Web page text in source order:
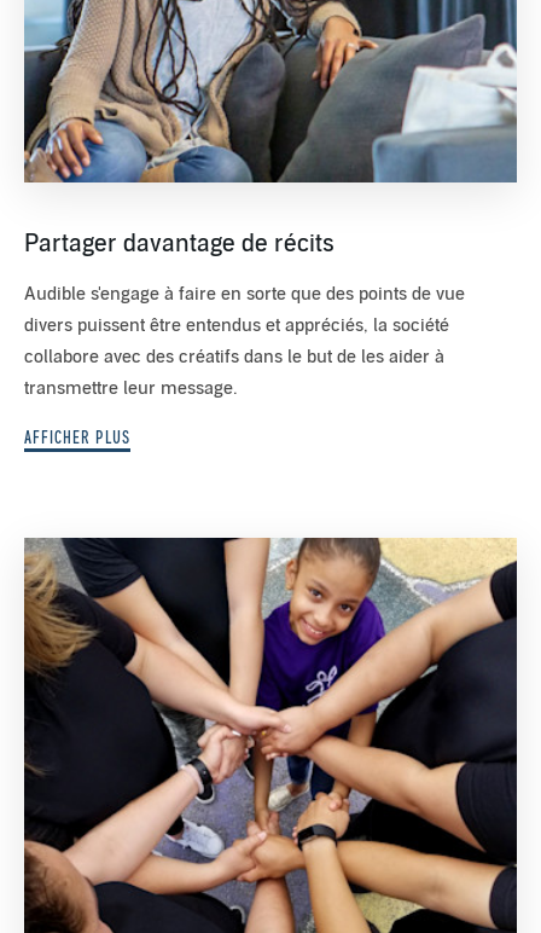
Partager davantage de récits
Audible s'engage à faire en sorte que des points de vue
divers puissent être entendus et appréciés, la société
collabore avec des créatifs dans le but de les aider à
transmettre leur message.
AFFICHER PLUS